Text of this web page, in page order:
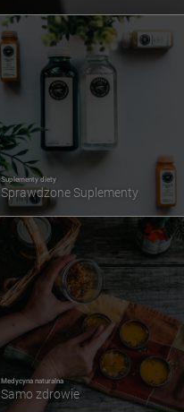
Suplementy diety
Sprawdzone Suplementy
Medycyna naturalna
Samo zdrowie